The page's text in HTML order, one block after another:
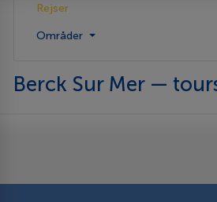
Rejser
Områder
Berck Sur Mer —